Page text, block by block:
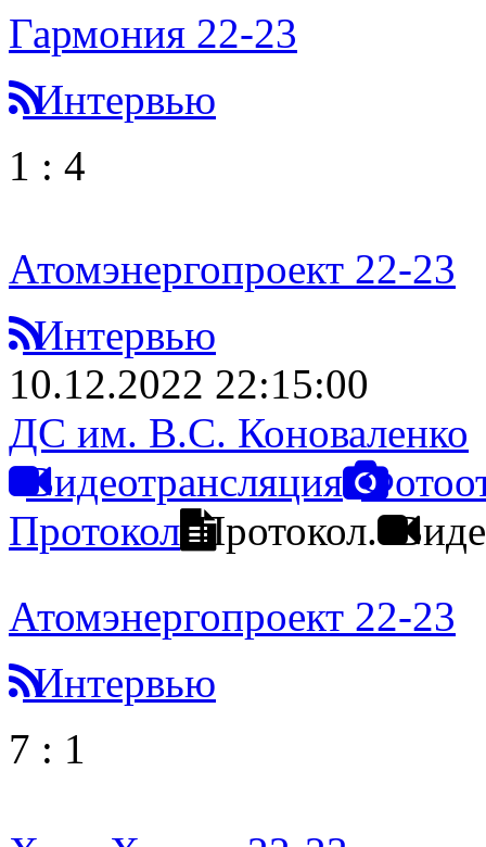
Гармония 22-23
Интервью
1 : 4
Атомэнергопроект 22-23
Интервью
10.12.2022 22:15:00
ДС им. В.С. Коноваленко
Видеотрансляция
Протокол Протокол.
Атомэнергопроект 22-23
Интервью
7 : 1